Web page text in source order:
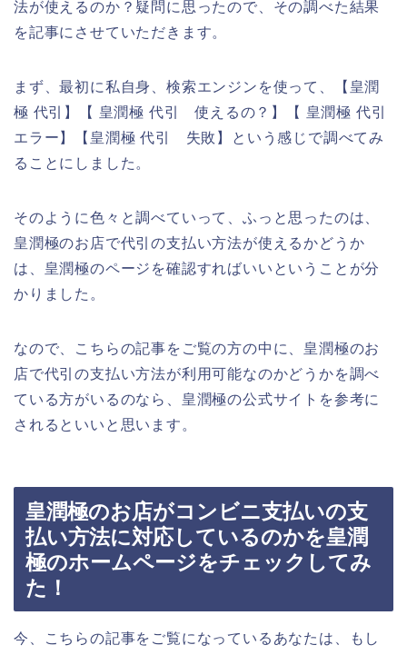
法が使えるのか？疑問に思ったので、その調べた結果
を記事にさせていただきます。
まず、最初に私自身、検索エンジンを使って、【皇潤
極 代引】【 皇潤極 代引 使えるの？】【 皇潤極 代引
エラー】【皇潤極 代引 失敗】という感じで調べてみ
ることにしました。
そのように色々と調べていって、ふっと思ったのは、
皇潤極のお店で代引の支払い方法が使えるかどうか
は、皇潤極のページを確認すればいいということが分
かりました。
なので、こちらの記事をご覧の方の中に、皇潤極のお
店で代引の支払い方法が利用可能なのかどうかを調べ
ている方がいるのなら、皇潤極の公式サイトを参考に
されるといいと思います。
皇潤極のお店がコンビニ支払いの支
払い方法に対応しているのかを皇潤
極のホームページをチェックしてみ
た！
今、こちらの記事をご覧になっているあなたは、もし